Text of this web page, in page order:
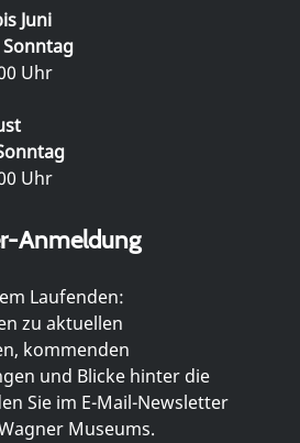
Juni
Uhr
Uhr
Anmeldung
Laufenden:
zu aktuellen
kommenden
und Blicke hinter die
Sie im E-Mail-Newsletter
Museums.